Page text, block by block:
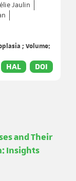
Jaulin
; Volume:
HAL DOI
and Their
Insights